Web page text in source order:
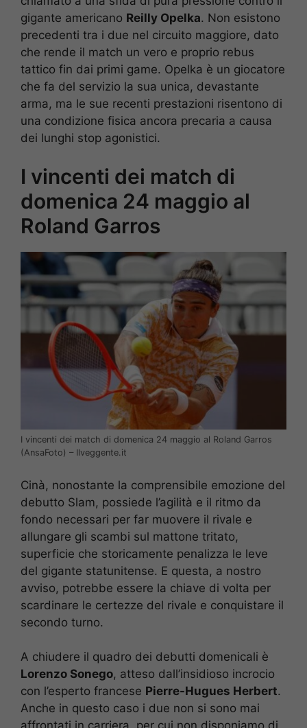
gigante americano Reilly Opelka. Non esistono
precedenti tra i due nel circuito maggiore, dato
che rende il match un vero e proprio rebus
tattico fin dai primi game. Opelka è un giocatore
che fa del servizio la sua unica, devastante
arma, ma le sue recenti prestazioni risentono di
una condizione fisica ancora precaria a causa
dei lunghi stop agonistici.
I vincenti dei match di
domenica 24 maggio al
Roland Garros
I vincenti dei match di domenica 24 maggio al Roland Garros
(AnsaFoto) – Ilveggente.it
Cinà, nonostante la comprensibile emozione del
debutto Slam, possiede l’agilità e il ritmo da
fondo necessari per far muovere il rivale e
allungare gli scambi sul mattone tritato,
superficie che storicamente penalizza le leve
del gigante statunitense. E questa, a nostro
avviso, potrebbe essere la chiave di volta per
scardinare le certezze del rivale e conquistare il
secondo turno.
A chiudere il quadro dei debutti domenicali è
Lorenzo Sonego, atteso dall’insidioso incrocio
con l’esperto francese Pierre-Hugues Herbert.
Anche in questo caso i due non si sono mai